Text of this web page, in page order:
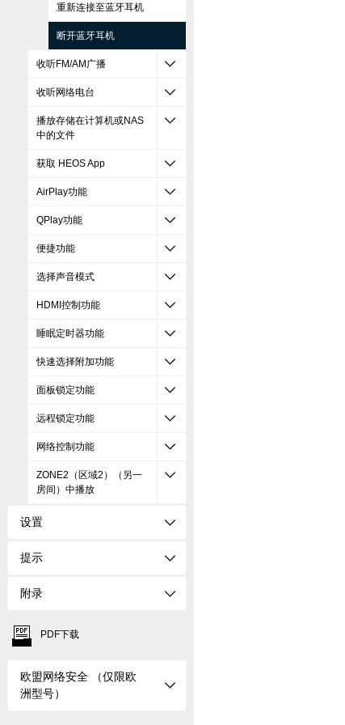
重新连接至蓝牙耳机
断开蓝牙耳机
收听FM/AM广播
收听网络电台
播放存储在计算机或NAS
中的文件
获取 HEOS App
AirPlay功能
QPlay功能
便捷功能
选择声音模式
HDMI控制功能
睡眠定时器功能
快速选择附加功能
面板锁定功能
远程锁定功能
网络控制功能
ZONE2（区域2）（另一
房间）中播放
设置
提示
附录
PDF下载
欧盟网络安全 （仅限欧
洲型号）